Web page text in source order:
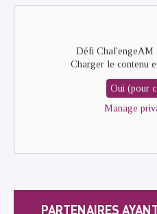
Remote
Défi Chal'engeAM
Charger le contenu
Oui (pour
Manage
PARTENAIRES